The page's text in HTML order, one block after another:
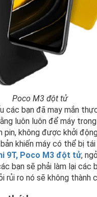
Poco M3 đột tử
các bạn đã may mắn
luôn luôn để máy
pin, không được khởi
khiến máy có thể bị
9T, Poco M3 đột tử,
bạn sẽ phải làm lại các
rủi ro nó sẽ không thành